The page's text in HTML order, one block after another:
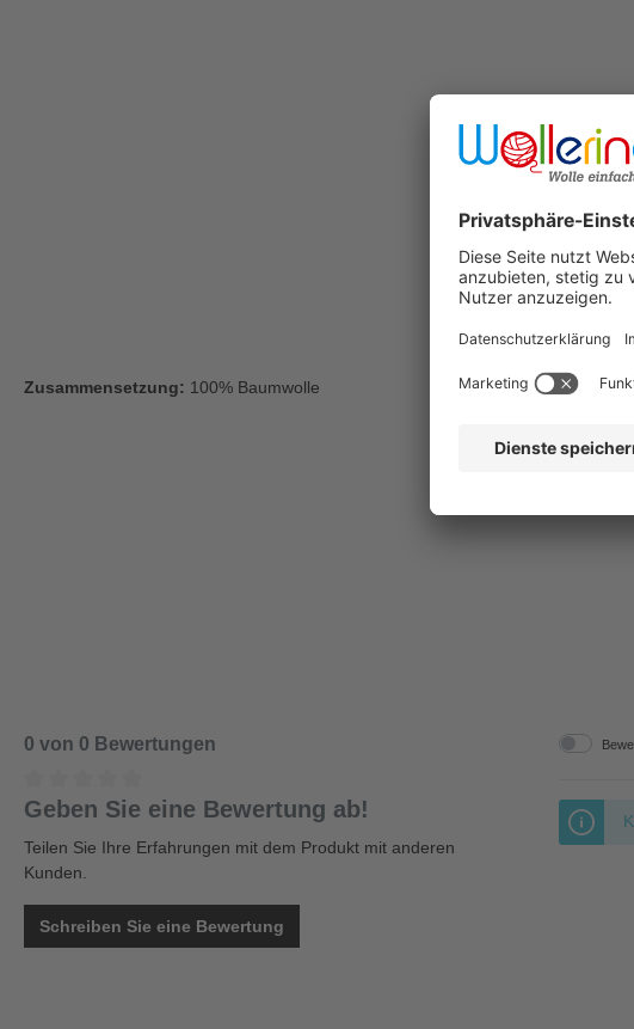
Zusammensetzung: 100% Baumwolle
0 von 0 Bewertungen
Geben Sie eine Bewertung ab!
Teilen Sie Ihre Erfahrungen mit dem Produkt mit anderen
Kunden.
Schreiben Sie eine Bewertung